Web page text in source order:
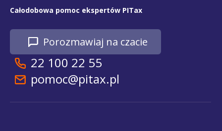
Całodobowa pomoc ekspertów PITax
Porozmawiaj na czacie
22 100 22 55
pomoc@pitax.pl